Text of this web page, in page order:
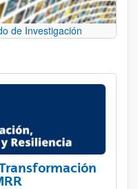
de Investigación